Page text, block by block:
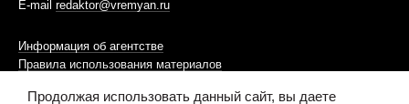
E-mail redaktor@vremyan.ru
Информация об агентстве
Правила использования материалов
Продолжая использовать данный сайт, вы даете